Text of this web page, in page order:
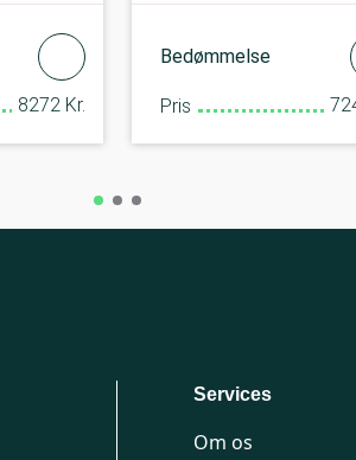
8272 Kr.
Bedømmelse
Pris
Services
Om os